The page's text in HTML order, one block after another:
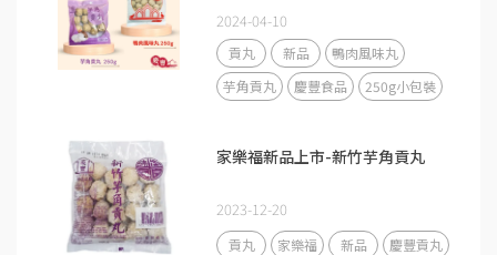
2024-04-10
貢丸 新品
鴨肉風味丸
芋角貢丸
慶豐食品 250g小包裝
家樂福新品上市-新竹芋角貢丸
2023-12-20
貢丸 家樂福 新品 慶豐貢丸